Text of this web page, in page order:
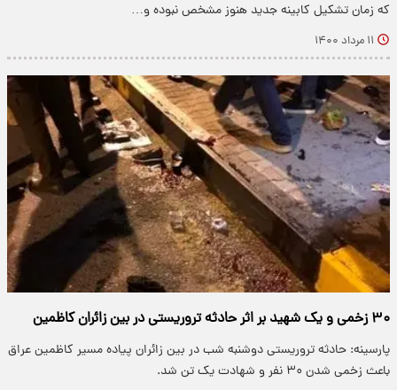
که زمان تشکیل کابینه جدید هنوز مشخص نبوده و…
۱۱ مرداد ۱۴۰۰
۳۰ زخمی و یک شهید بر اثر حادثه تروریستی در بین زائران کاظمین
پارسینه: حادثه تروریستی دوشنبه شب در بین زائران پیاده مسیر کاظمین عراق
باعث زخمی شدن ۳۰ نفر و شهادت یک تن شد.